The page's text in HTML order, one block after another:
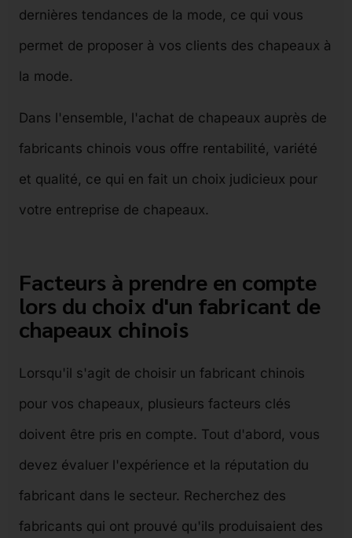
dernières tendances de la mode, ce qui vous
permet de proposer à vos clients des chapeaux à
la mode.
Dans l'ensemble, l'achat de chapeaux auprès de
fabricants chinois vous offre rentabilité, variété
et qualité, ce qui en fait un choix judicieux pour
votre entreprise de chapeaux.
Facteurs à prendre en compte
lors du choix d'un fabricant de
chapeaux chinois
Lorsqu'il s'agit de choisir un fabricant chinois
pour vos chapeaux, plusieurs facteurs clés
doivent être pris en compte. Tout d'abord, vous
devez évaluer l'expérience et la réputation du
fabricant dans le secteur. Recherchez des
fabricants qui ont prouvé qu'ils produisaient des